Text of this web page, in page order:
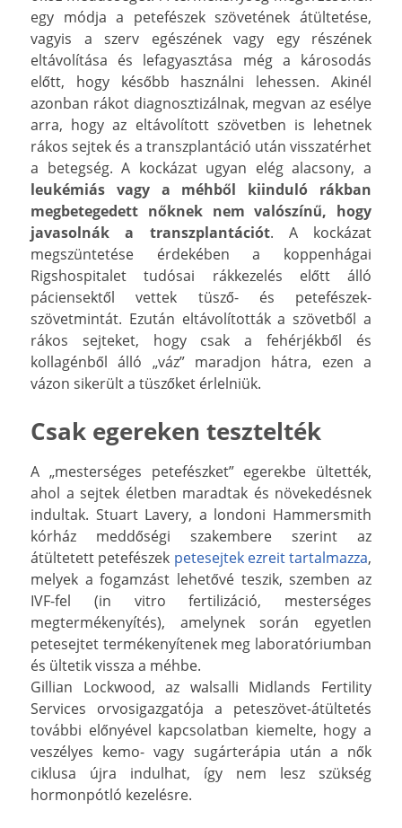
egy módja a petefészek szövetének átültetése,
vagyis a szerv egészének vagy egy részének
eltávolítása és lefagyasztása még a károsodás
előtt, hogy később használni lehessen. Akinél
azonban rákot diagnosztizálnak, megvan az esélye
arra, hogy az eltávolított szövetben is lehetnek
rákos sejtek és a transzplantáció után visszatérhet
a betegség. A kockázat ugyan elég alacsony, a
leukémiás vagy a méhből kiinduló rákban
megbetegedett nőknek nem valószínű, hogy
javasolnák a transzplantációt. A kockázat
megszüntetése érdekében a koppenhágai
Rigshospitalet tudósai rákkezelés előtt álló
páciensektől vettek tüsző- és petefészek-
szövetmintát. Ezután eltávolították a szövetből a
rákos sejteket, hogy csak a fehérjékből és
kollagénből álló „váz” maradjon hátra, ezen a
vázon sikerült a tüszőket érlelniük.
Csak egereken tesztelték
A „mesterséges petefészket” egerekbe ültették,
ahol a sejtek életben maradtak és növekedésnek
indultak. Stuart Lavery, a londoni Hammersmith
kórház meddőségi szakembere szerint az
átültetett petefészek petesejtek ezreit tartalmazza,
melyek a fogamzást lehetővé teszik, szemben az
IVF-fel (in vitro fertilizáció, mesterséges
megtermékenyítés), amelynek során egyetlen
petesejtet termékenyítenek meg laboratóriumban
és ültetik vissza a méhbe.
Gillian Lockwood, az walsalli Midlands Fertility
Services orvosigazgatója a peteszövet-átültetés
további előnyével kapcsolatban kiemelte, hogy a
veszélyes kemo- vagy sugárterápia után a nők
ciklusa újra indulhat, így nem lesz szükség
hormonpótló kezelésre.